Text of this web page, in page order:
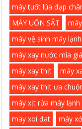
máy tuốt lúa đạp
MÁY UỐN SẮT
máy vệ sinh máy lạnh
máy xay nước mía
máy xay thịt
máy
máy xay thịt ưa
máy xịt rửa máy lạnh
may xoi đat
máy